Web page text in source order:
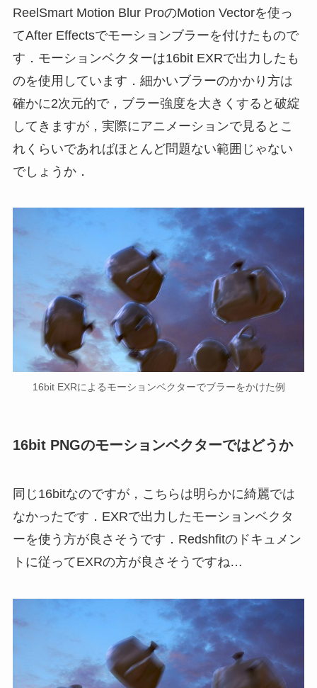
ReelSmart Motion Blur ProのMotion Vectorを使っ
てAfter Effectsでモーションブラーを付けたもので
す．モーションベクターは16bit EXRで出力したも
のを使用しています．細かいブラーのかかり方は
確かに2次元的で，ブラー強度を大きくすると破綻
してきますが，実際にアニメーションで見るとこ
れくらいであればほとんど問題ない範囲じゃない
でしょうか．
16bit EXRによるモーションベクターでブラーをかけた例
16bit PNGのモーションベクターではどうか
同じ16bitなのですが，こちらは明らかに綺麗では
なかったです．EXRで出力したモーションベクタ
ーを使う方が良さそうです．Redshfitのドキュメン
トに従ってEXRの方が良さそうですね…